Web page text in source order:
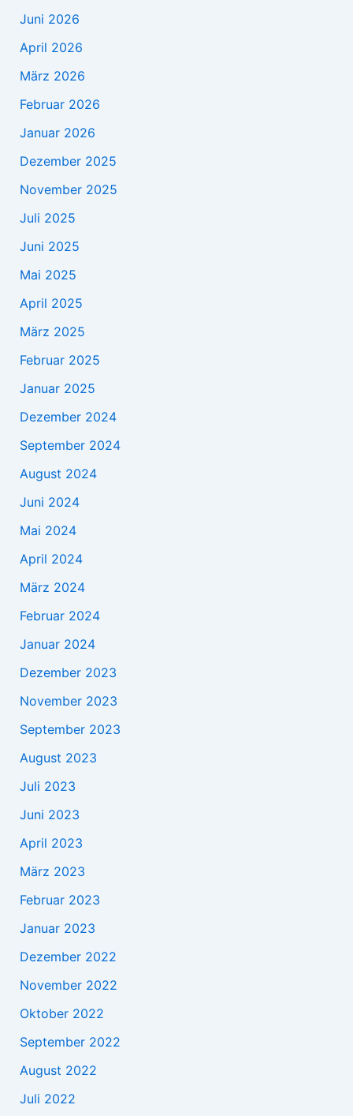
Juni 2026
April 2026
März 2026
Februar 2026
Januar 2026
Dezember 2025
November 2025
Juli 2025
Juni 2025
Mai 2025
April 2025
März 2025
Februar 2025
Januar 2025
Dezember 2024
September 2024
August 2024
Juni 2024
Mai 2024
April 2024
März 2024
Februar 2024
Januar 2024
Dezember 2023
November 2023
September 2023
August 2023
Juli 2023
Juni 2023
April 2023
März 2023
Februar 2023
Januar 2023
Dezember 2022
November 2022
Oktober 2022
September 2022
August 2022
Juli 2022